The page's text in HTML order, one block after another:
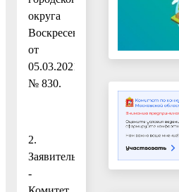
округа
Воскресенск
от
05.03.2021
№ 830.
2.
Заявитель
-